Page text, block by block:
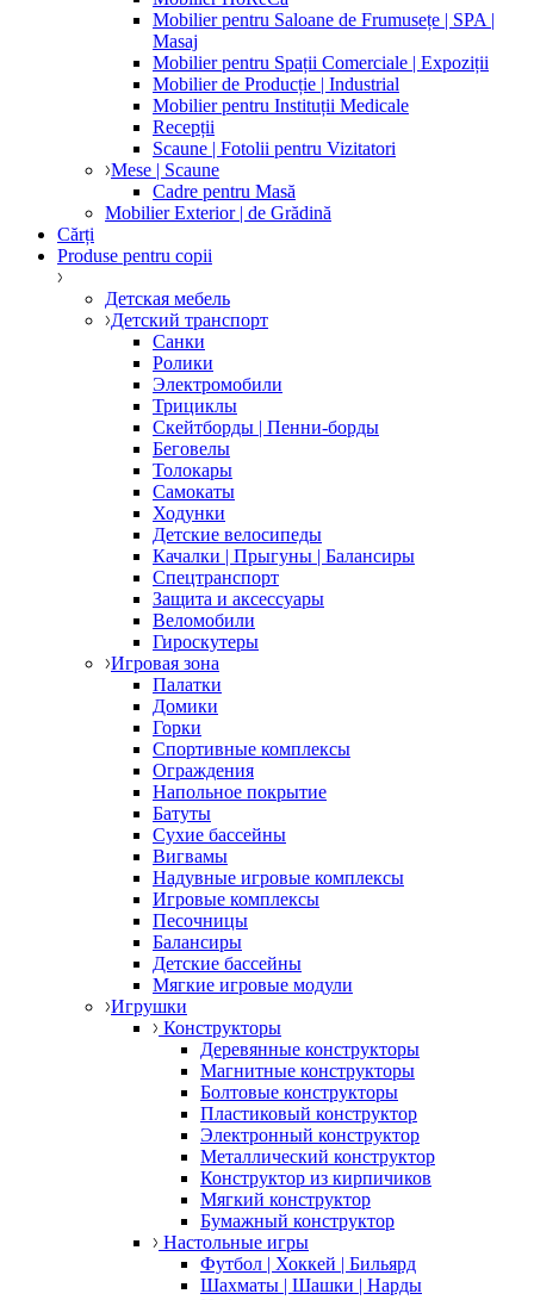
Mobilier pentru Saloane de Frumusețe | SPA |
Masaj
Mobilier pentru Spații Comerciale | Expoziții
Mobilier de Producție | Industrial
Mobilier pentru Instituții Medicale
Recepții
Scaune | Fotolii pentru Vizitatori
Mese | Scaune
Cadre pentru Masă
Mobilier Exterior | de Grădină
Cărți
Produse pentru copii
Детская мебель
Детский транспорт
Санки
Ролики
Электромобили
Трициклы
Скейтборды | Пенни-борды
Беговелы
Толокары
Самокаты
Ходунки
Детские велосипеды
Качалки | Прыгуны | Балансиры
Спецтранспорт
Защита и аксессуары
Веломобили
Гироскутеры
Игровая зона
Палатки
Домики
Горки
Спортивные комплексы
Ограждения
Напольное покрытие
Батуты
Сухие бассейны
Вигвамы
Надувные игровые комплексы
Игровые комплексы
Песочницы
Балансиры
Детские бассейны
Мягкие игровые модули
Игрушки
Конструкторы
Деревянные конструкторы
Магнитные конструкторы
Болтовые конструкторы
Пластиковый конструктор
Электронный конструктор
Металлический конструктор
Конструктор из кирпичиков
Мягкий конструктор
Бумажный конструктор
Настольные игры
Футбол | Хоккей | Бильярд
Шахматы | Шашки | Нарды